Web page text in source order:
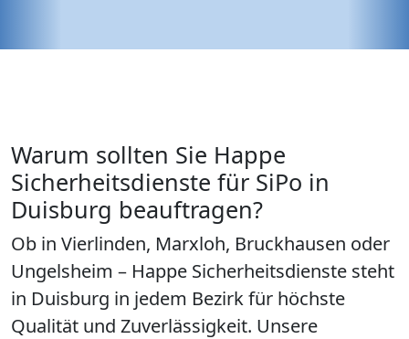
Warum sollten Sie Happe
Sicherheitsdienste für SiPo in
Duisburg beauftragen?
Ob in Vierlinden, Marxloh, Bruckhausen oder
Ungelsheim – Happe Sicherheitsdienste steht
in Duisburg in jedem Bezirk für höchste
Qualität und Zuverlässigkeit. Unsere